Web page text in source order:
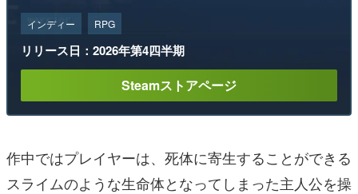
インディー RPG
リリース日：2026年第4四半期
Steamストアページ
作中ではプレイヤーは、死体に寄生することができる
スライムのような生命体となってしまった主人公を操